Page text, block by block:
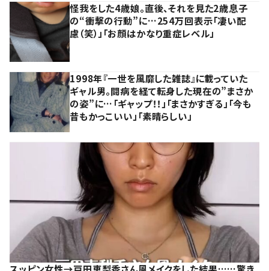
怪我をした4歳娘。直後、それを見た2歳息子
の“衝撃の行動”に…254万回表示「凄い配
慮（笑）」「お顔はかなり重症レベル」
1998年『一世を風靡した雑誌』に載っていた
ギャル男。闘病を経て転身した現在の”まさか
の姿”に…「ギャップ！！」「まさかすぎる」「今も
昔もかっこいい」「素晴らしい」